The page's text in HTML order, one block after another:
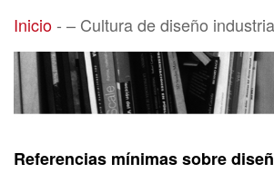
– Cultura de diseño industrial
Inicio- – Cultura de diseño
Referencias mínimas sobre